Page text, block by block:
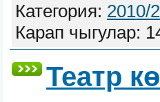
Категория: 2010/
Карап чыгулар:
Театр